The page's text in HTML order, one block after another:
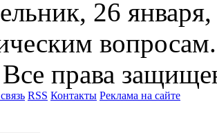
26
вопросам.
права
RSS Контакты Реклама на сайте